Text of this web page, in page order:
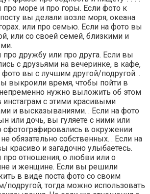
море и про горы. Если фото к
вы делали возле моря, океана
или про семью. Если на фото вы
или со своей семей, близкими и
дружбу или про друга. Если вы
с друзьями на вечеринке, в кафе,
фото вы с лучшим другой/подругой. .
выкроили время, чтобы пойти в
непременно нужно выложить об этом
инстаграм с этими красивыми
и высказываниями. . Если на фото
или дочь, вы гуляете с ними или
сфотографировались в окружении
обязательно собственных. . Если на
красиво и загадочно улыбаетесь.
отношения, о любви или о
и женщине. Если вы решили
в виде поста фото со своим
подругой, тогда можно использовать